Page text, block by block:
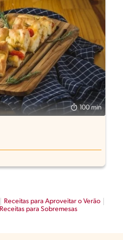
100 min
Receitas para Aproveitar o Verão
Receitas para Sobremesas